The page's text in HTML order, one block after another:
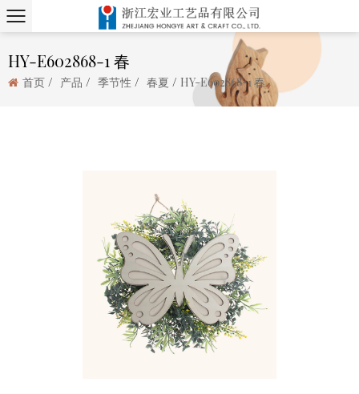
HY-E602868-1 春
首页 / 产品 / 季节性 / 春夏 / HY-E602868-1 春